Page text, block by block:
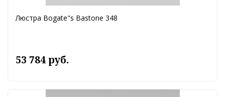
Люстра Bogate"s Bastone 348
53 784 руб.